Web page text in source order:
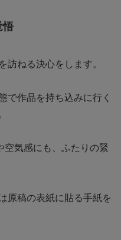
悟
訪ねる決心をします。
で作品を持ち込みに行く
。
空気感にも、ふたりの緊
原稿の表紙に貼る手紙を